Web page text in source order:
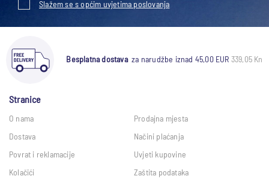
Slažem se s općim uvjetima poslovanja
Besplatna dostavaza narudžbe iznad 45,00 EUR 339,05 Kn
Stranice
O nama
Prodajna mjesta
Dostava
Načini plaćanja
Povrat i reklamacije
Uvjeti kupovine
Kolačići
Zaštita podataka